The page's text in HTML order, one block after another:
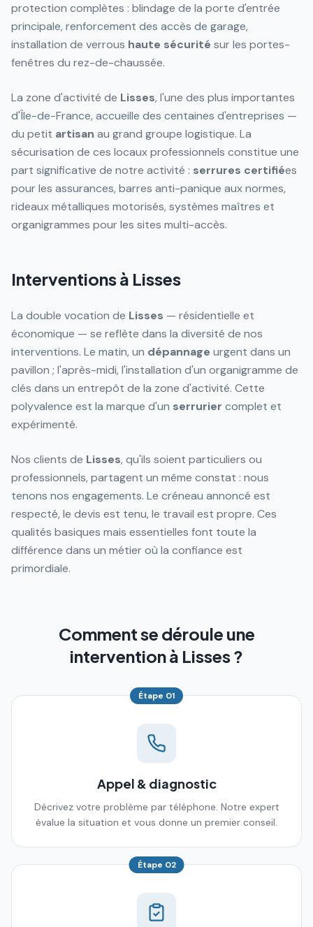
protection complètes : blindage de la porte d'entrée
principale, renforcement des accès de garage,
installation de verrous haute sécurité sur les portes-
fenêtres du rez-de-chaussée.
La zone d'activité de Lisses, l'une des plus importantes
d'Île-de-France, accueille des centaines d'entreprises —
du petit artisan au grand groupe logistique. La
sécurisation de ces locaux professionnels constitue une
part significative de notre activité : serrures certifiées
pour les assurances, barres anti-panique aux normes,
rideaux métalliques motorisés, systèmes maîtres et
organigrammes pour les sites multi-accès.
Interventions à Lisses
La double vocation de Lisses — résidentielle et
économique — se reflète dans la diversité de nos
interventions. Le matin, un dépannage urgent dans un
pavillon ; l'après-midi, l'installation d'un organigramme de
clés dans un entrepôt de la zone d'activité. Cette
polyvalence est la marque d'un serrurier complet et
expérimenté.
Nos clients de Lisses, qu'ils soient particuliers ou
professionnels, partagent un même constat : nous
tenons nos engagements. Le créneau annoncé est
respecté, le devis est tenu, le travail est propre. Ces
qualités basiques mais essentielles font toute la
différence dans un métier où la confiance est
primordiale.
Comment se déroule une
intervention à Lisses ?
Étape 01
Appel & diagnostic
Décrivez votre problème par téléphone. Notre expert
évalue la situation et vous donne un premier conseil.
Étape 02